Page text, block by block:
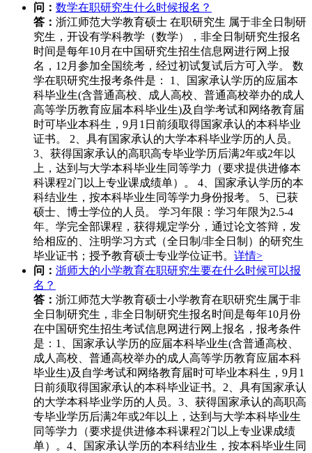
问： 数学在职研究生什么时候报名？
答： 浙江师范大学教育硕士 在职研究生 属于非全日制研
究生，开设有学科教学（数学），非全日制研究生报名
时间是每年10月在中国研究生招生信息网进行网上报
名，12月参加全国统考，经过初试复试后方可入学。 数
学在职研究生报考条件是： 1、国家承认学历的应届本
科毕业生(含普通高校、成人高校、普通高校举办的成人
高等学历教育应届本科毕业生)及自学考试和网络教育届
时可毕业本科生，9月1日前须取得国家承认的本科毕业
证书。 2、具有国家承认的大学本科毕业学历的人员。
3、获得国家承认的高职高专毕业学历后满2年或2年以
上，达到与大学本科毕业生同等学力（要求提供进修本
科课程2门以上专业课成绩单）。 4、国家承认学历的本
科结业生，按本科毕业生同等学力身份报考。 5、已获
硕士、博士学位的人员。 学习年限：学习年限为2.5-4
年。学完全部课程，获得规定学分，通过论文答辩，发
给相应的、注明学习方式（全日制/非全日制）的研究生
毕业证书；授予教育硕士专业学位证书。 详情>
问： 浙师大的小学教育在职研究生要在什么时候可以报
名？
答： 浙江师范大学教育硕士小学教育在职研究生属于非
全日制研究生，非全日制研究生报名时间是每年10月份
在中国研究生招生考试信息网进行网上报名，报考条件
是：1、国家承认学历的应届本科毕业生(含普通高校、
成人高校、普通高校举办的成人高等学历教育应届本科
毕业生)及自学考试和网络教育届时可毕业本科生，9月1
日前须取得国家承认的本科毕业证书。2、具有国家承认
的大学本科毕业学历的人员。3、获得国家承认的高职高
专毕业学历后满2年或2年以上，达到与大学本科毕业生
同等学力（要求提供进修本科课程2门以上专业课成绩
单）。4、国家承认学历的本科结业生，按本科毕业生同